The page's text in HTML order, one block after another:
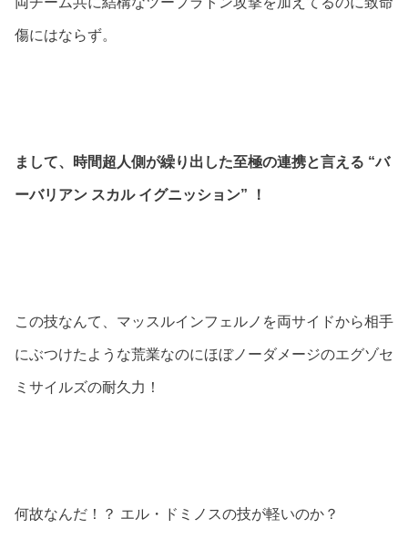
傷にはならず。
まして、時間超人側が繰り出した至極の連携と言える “バ
ーバリアン スカル イグニッション” ！
この技なんて、マッスルインフェルノを両サイドから相手
にぶつけたような荒業なのにほぼノーダメージのエグゾセ
ミサイルズの耐久力！
何故なんだ！？ エル・ドミノスの技が軽いのか？